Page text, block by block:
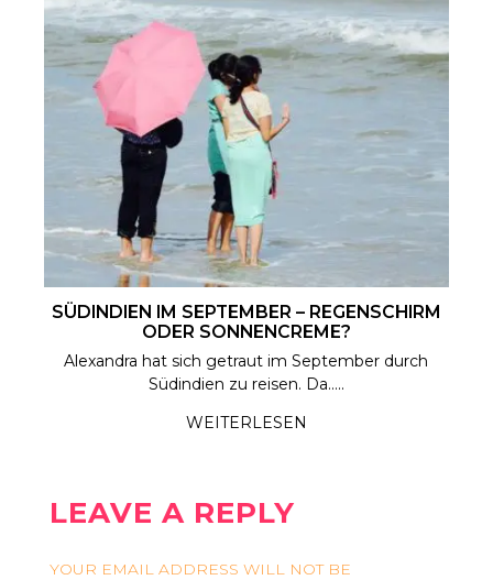
SÜDINDIEN IM SEPTEMBER – REGENSCHIRM
ODER SONNENCREME?
Alexandra hat sich getraut im September durch
Südindien zu reisen. Da.....
WEITERLESEN
LEAVE A REPLY
YOUR EMAIL ADDRESS WILL NOT BE